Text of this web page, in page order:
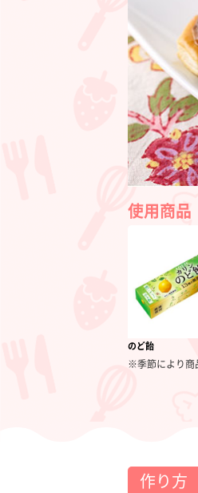
使用商品
のど飴
※季節により商
作り方